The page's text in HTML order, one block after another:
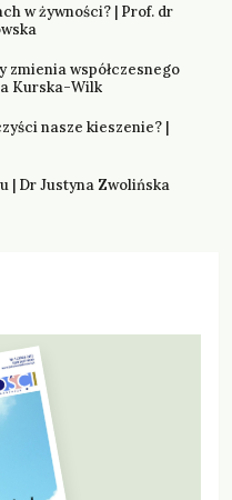
w żywności? | Prof. dr
zmienia współczesnego
Kurska-Wilk
nasze kieszenie? |
| Dr Justyna Zwolińska